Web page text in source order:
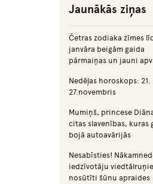
Jaunākās ziņas
Četras zodiaka zīmes
janvāra beigām gaida
pārmaiņas un jauni
Nedēļas horoskops: 21.
27.novembris
Mumiņš, princese
citas slavenības, kuras
bojā autoavārijās
Nesabīsties!
iedzīvotāju
nosūtīti šūnu apraides